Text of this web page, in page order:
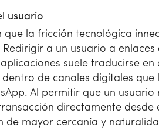
usuario
la fricción tecnológica
a un usuario a
suele traducirse
de canales digitales que
Al permitir que un usuario
directamente desde
de mayor cercanía y